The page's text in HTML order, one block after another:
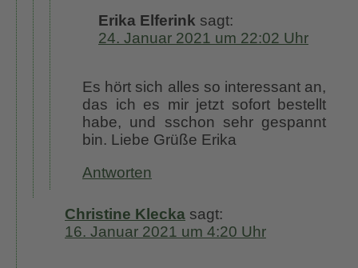
Erika Elferink sagt:
24. Januar 2021 um 22:02 Uhr
Es hört sich alles so interessant an,
das ich es mir jetzt sofort bestellt
habe, und sschon sehr gespannt
bin. Liebe Grüße Erika
Antworten
Christine Klecka sagt:
16. Januar 2021 um 4:20 Uhr